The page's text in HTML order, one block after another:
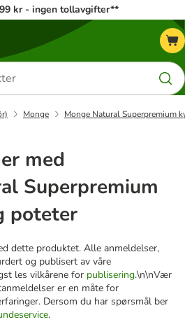
kr - ingen tollavgifter**
Monge Monge Natural Superpremium
med
Superpremium
poteter
dette produktet. Alle anmeldelser,
og publisert av våre
les vilkårene for publisering.\n\nVær
er en måte for
Dersom du har spørsmål ber
.